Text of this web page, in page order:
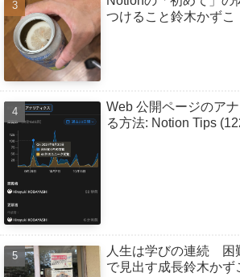
つけること鈴木かずこ
Web 公開ページのア
る方法: Notion Tips
人生は学びの連続 困
で見出す成長鈴木かず